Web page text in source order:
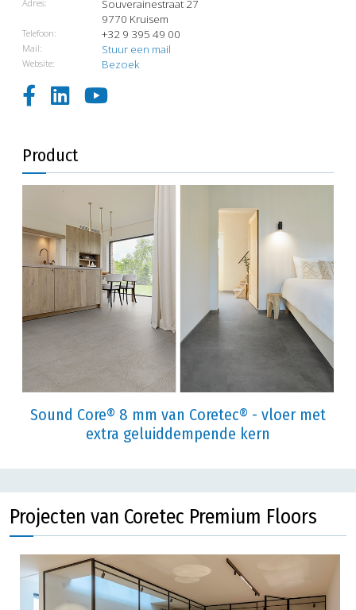
Adres:
Souverainestraat 27
9770 Kruisem
Telefoon: +32 9 395 49 00
Mail: Stuur een mail
Website: Bezoek
Product
Sound Core® 8 mm van Coretec® - vloer met
extra geluiddempende kern
Projecten van Coretec Premium Floors